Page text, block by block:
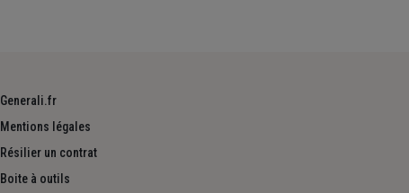
Generali.fr
Mentions légales
Résilier un contrat
Boite à outils